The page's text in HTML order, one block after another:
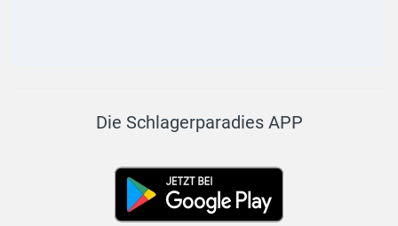
Die Schlagerparadies APP